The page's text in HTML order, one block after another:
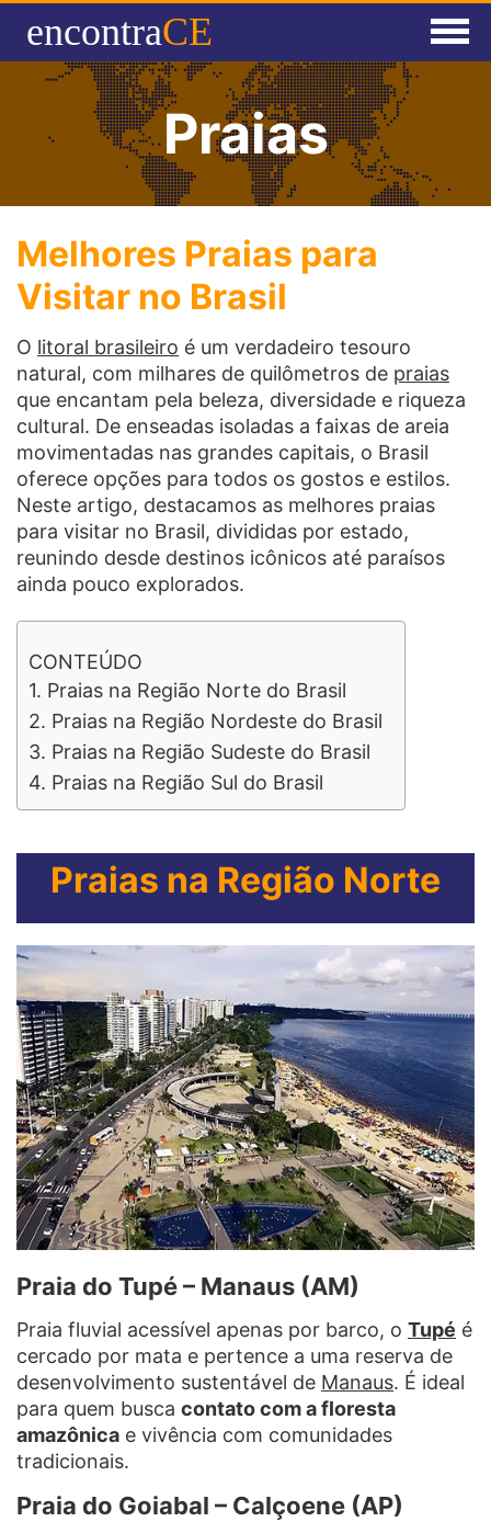
encontraCE
Agenda
Praias
Melhores Praias para
Visitar no Brasil
O litoral brasileiro é um verdadeiro tesouro
natural, com milhares de quilômetros de praias
que encantam pela beleza, diversidade e riqueza
cultural. De enseadas isoladas a faixas de areia
movimentadas nas grandes capitais, o Brasil
oferece opções para todos os gostos e estilos.
Neste artigo, destacamos as melhores praias
para visitar no Brasil, divididas por estado,
reunindo desde destinos icônicos até paraísos
ainda pouco explorados.
CONTEÚDO
1. Praias na Região Norte do Brasil
2. Praias na Região Nordeste do Brasil
3. Praias na Região Sudeste do Brasil
4. Praias na Região Sul do Brasil
Praias na Região Norte
Praia do Tupé – Manaus (AM)
Praia fluvial acessível apenas por barco, o Tupé é
cercado por mata e pertence a uma reserva de
desenvolvimento sustentável de Manaus. É ideal
para quem busca contato com a floresta
amazônica e vivência com comunidades
tradicionais.
Praia do Goiabal – Calçoene (AP)